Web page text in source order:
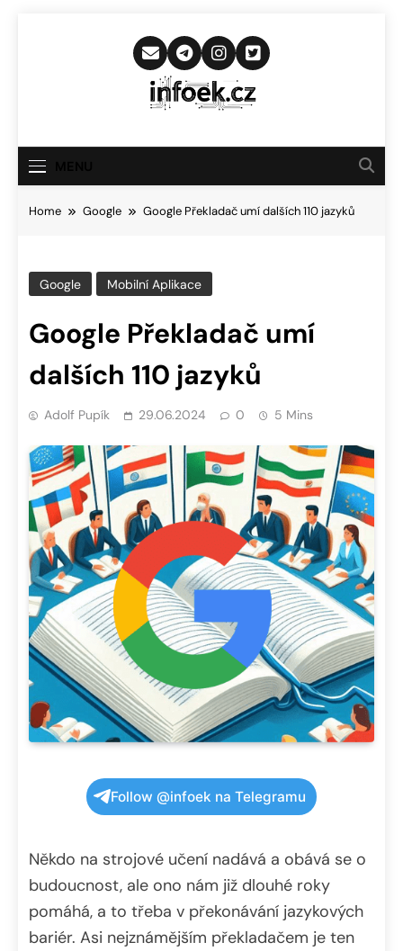
Infoek.cz
Novinkám
Home Google Google Překladač umí dalších 110 jazyků
Google Mobilní Aplikace
Google Překladač umí
dalších 110 jazyků
Adolf Pupík 29.06.2024 0 5 Mins
Follow @infoek na Telegramu
Někdo na strojové učení nadává a obává se o
budoucnost, ale ono nám již dlouhé roky
pomáhá, a to třeba v překonávání jazykových
bariér. Asi nejznámějším překladačem je ten